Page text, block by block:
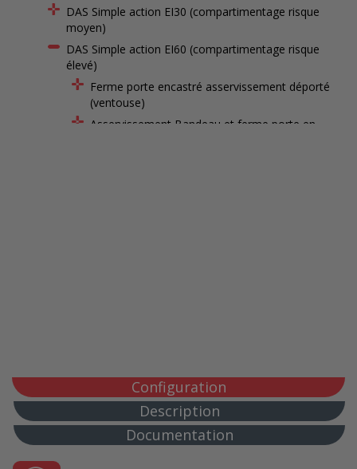
DAS Simple action EI30 (compartimentage risque
moyen)
DAS Simple action EI60 (compartimentage risque
élevé)
Ferme porte encastré asservissement déporté
(ventouse)
Asservissement Bandeau et ferme porte en
Gaine Technique (locaux techniques)
Configuration
Description
Documentation